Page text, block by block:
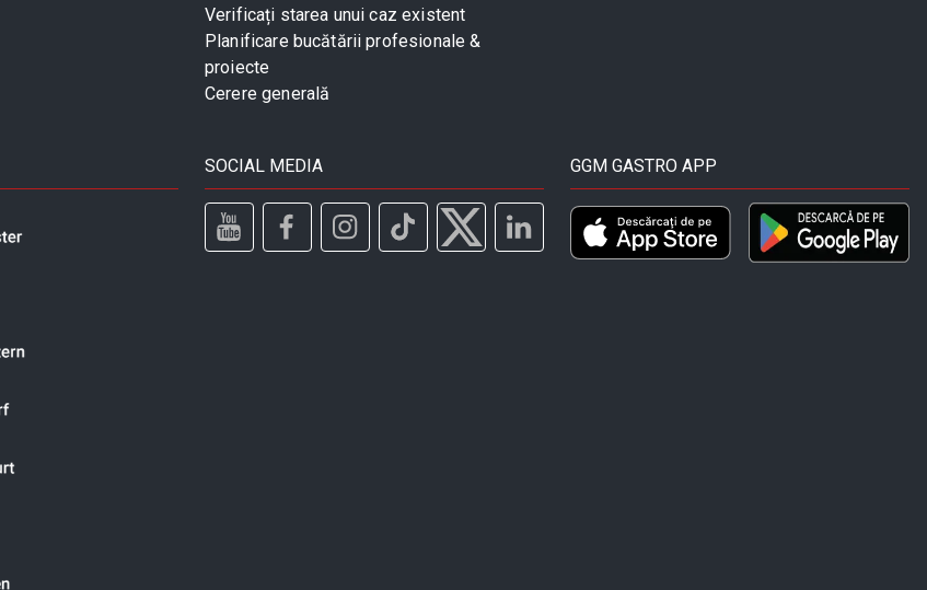
Verificați starea unui caz existent
Planificare bucătării profesionale &
proiecte
Cerere generală
SOCIAL MEDIA GGM GASTRO APP